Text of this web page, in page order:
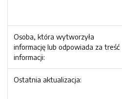
Osoba, która wytworzyła
informację lub odpowiada za treść
informacji:
Ostatnia aktualizacja: